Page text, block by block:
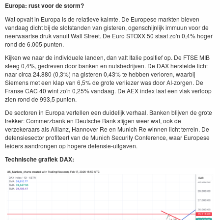
Europa: rust voor de storm?
Wat opvalt in Europa is de relatieve kalmte. De Europese markten bleven
vandaag dicht bij de slotstanden van gisteren, ogenschijnlijk immuun voor de
neerwaartse druk vanuit Wall Street. De Euro STOXX 50 staat zo'n 0,4% hoger
rond de 6.005 punten.
Kijken we naar de individuele landen, dan valt Italie positief op. De FTSE MIB
steeg 0,4%, gedreven door banken en nutsbedrijven. De DAX herstelde licht
naar circa 24.880 (0,3%) na gisteren 0,43% te hebben verloren, waarbij
Siemens met een klap van 6,5% de grote verliezer was door AI-zorgen. De
Franse CAC 40 wint zo'n 0,25% vandaag. De AEX index laat een vlak verloop
zien rond de 993,5 punten.
De sectoren in Europa vertellen een duidelijk verhaal. Banken blijven de grote
trekker: Commerzbank en Deutsche Bank stijgen weer wat, ook de
verzekeraars als Allianz, Hannover Re en Munich Re winnen licht terrein. De
defensiesector profiteert van de Munich Security Conference, waar Europese
leiders aandrongen op hogere defensie-uitgaven.
Technische grafiek DAX: